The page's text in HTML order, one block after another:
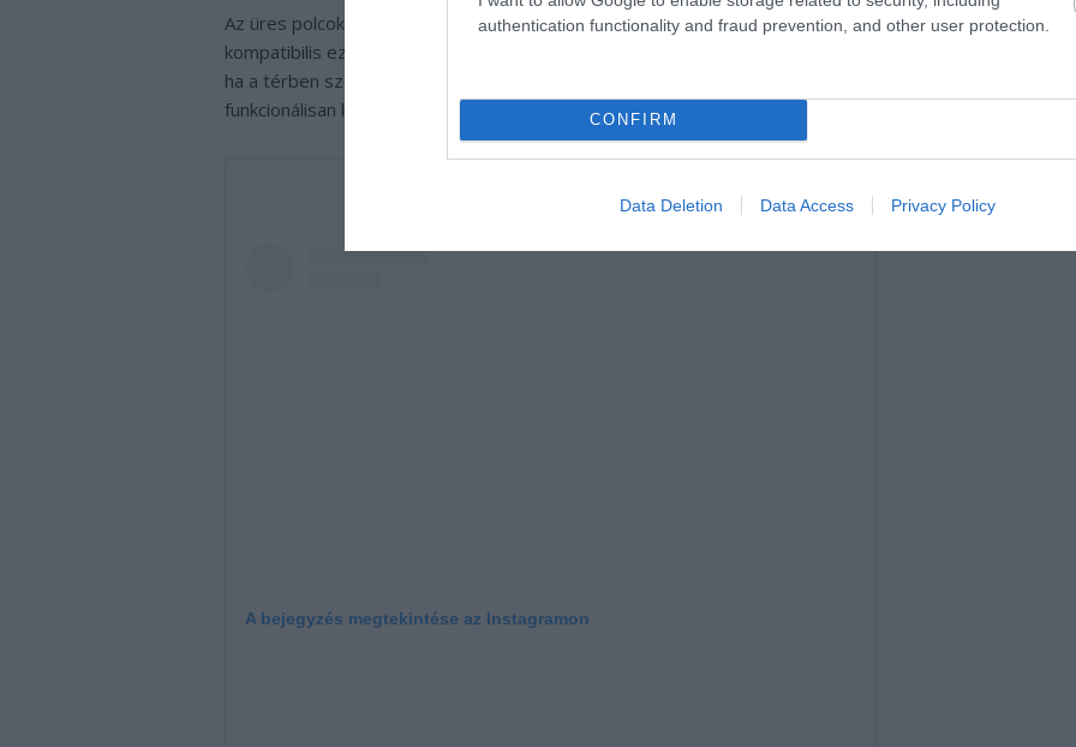
authentication functionality and fraud prevention, and other user protection.
CONFIRM
Data Deletion Data Access Privacy Policy
Az üres polcok, tágas terek és letisztult enteriőrök szépek lehetnek, de az élet nem mindig
kompatibilis ezzel a stílussal. A valódi otthonokban szükség van tárolóhelyekre, és sokan szeretik,
ha a térben személyes tárgyaik is helyet kapnak. A túl minimalista dizájn gyakran rideggé és
funkcionálisan kihívásossá teheti a lakást.
A bejegyzés megtekintése az Instagramon